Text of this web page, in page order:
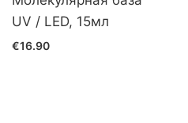
UV / LED, 15мл
€16.90